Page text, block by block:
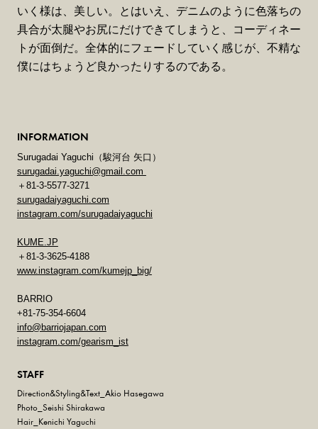
いく様は、美しい。とはいえ、デニムのように色落ちの
具合が太腿やお尻にだけできてしまうと、コーディネー
トが面倒だ。全体的にフェードしていく感じが、不精な
僕にはちょうど良かったりするのである。
INFORMATION
Surugadai Yaguchi（駿河台 矢口）
surugadai.yaguchi@gmail.com
＋81-3-5577-3271
surugadaiyaguchi.com
instagram.com/surugadaiyaguchi
KUME.JP
＋81-3-3625-4188
www.instagram.com/kumejp_big/
BARRIO
+81-75-354-6604
info@barriojapan.com
instagram.com/gearism_ist
STAFF
Direction&Styling&Text_Akio Hasegawa
Photo_Seishi Shirakawa
Hair_Kenichi Yaguchi